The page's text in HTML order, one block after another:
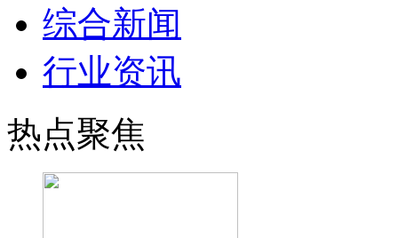
综合新闻
行业资讯
热点聚焦